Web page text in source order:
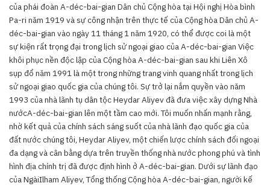
của phái đoàn A-déc-bai-gian Dân chủ Cộng hòa tại Hội nghị Hòa bình
Pa-ri năm 1919 và sự công nhận trên thực tế của Cộng hòa Dân chủ A-
déc-bai-gian vào ngày 11 tháng 1 năm 1920, có thể được coi là một
sự kiện rất trọng đại trong lịch sử ngoại giao của A-déc-bai-gian Việc
khôi phục nền độc lập của Cộng hòa A-déc-bai-gian sau khi Liên Xô
sụp đổ năm 1991 là một trong những trang vinh quang nhất trong lịch
sử ngoại giao quốc gia của chúng tôi. Sự trở lại nắm quyền vào năm
1993 của nhà lãnh tụ dân tộc Heydar Aliyev đã đưa việc xây dựng Nhà
nướcA-déc-bai-gian lên một tầm cao mới. Tôi muốn nhấn mạnh rằng,
nhờ kết quả của chính sách sáng suốt của nhà lãnh đạo quốc gia của
đất nước chúng tôi, Heydar Aliyev, một chiến lược chính sách đối ngoại
đa dạng và cân bằng dựa trên truyền thống nhà nước phong phú và tình
hình địa chính trị đã được định hình ở A-déc-bai-gian. Dưới sự lãnh đạo
của NgàiIlham Aliyev, Tổng thống Cộng hòa A-déc-bai-gian, người kế